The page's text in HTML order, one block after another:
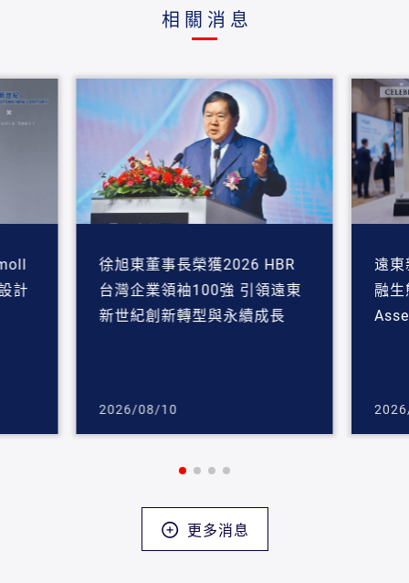
相關消息
計
徐旭東董事長榮獲2026 HBR
台灣企業領袖100強 引領遠東
新世紀創新轉型與永續成長
2026/08/10
遠
融
更多消息